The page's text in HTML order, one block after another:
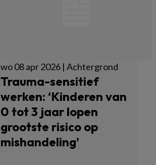
wo 08 apr 2026 | Achtergrond
Trauma-sensitief
werken: ‘Kinderen van
0 tot 3 jaar lopen
grootste risico op
mishandeling’